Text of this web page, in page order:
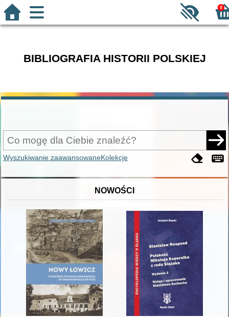
0
BIBLIOGRAFIA HISTORII POLSKIEJ
Wyszukiwanie zaawansowaneKolekcje
NOWOŚCI